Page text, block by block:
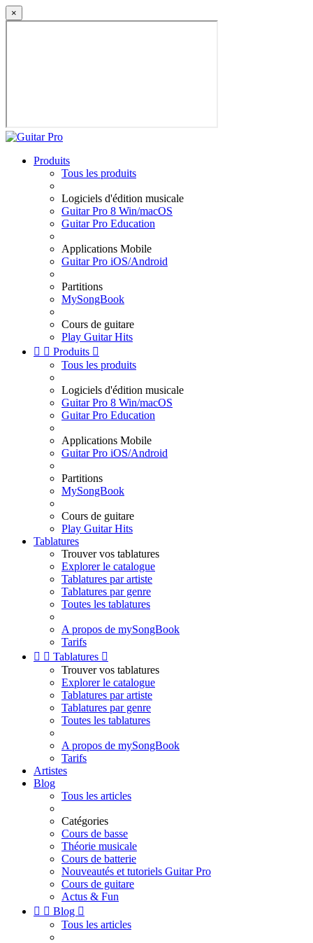
×
Produits
Tous les produits
Logiciels d'édition musicale
Guitar Pro 8 Win/macOS
Guitar Pro Education
Applications Mobile
Guitar Pro iOS/Android
Partitions
MySongBook
Cours de guitare
Play Guitar Hits
  Produits 
Tous les produits
Logiciels d'édition musicale
Guitar Pro 8 Win/macOS
Guitar Pro Education
Applications Mobile
Guitar Pro iOS/Android
Partitions
MySongBook
Cours de guitare
Play Guitar Hits
Tablatures
Trouver vos tablatures
Explorer le catalogue
Tablatures par artiste
Tablatures par genre
Toutes les tablatures
A propos de mySongBook
Tarifs
  Tablatures 
Trouver vos tablatures
Explorer le catalogue
Tablatures par artiste
Tablatures par genre
Toutes les tablatures
A propos de mySongBook
Tarifs
Artistes
Blog
Tous les articles
Catégories
Cours de basse
Théorie musicale
Cours de batterie
Nouveautés et tutoriels Guitar Pro
Cours de guitare
Actus & Fun
  Blog 
Tous les articles